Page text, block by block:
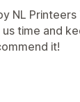
NL
time and
it!